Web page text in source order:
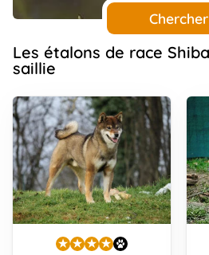
Chiens
Services
..
Assurances
Connexion
Chercher
Les étalons de race Shiba disponibles pour
saillie